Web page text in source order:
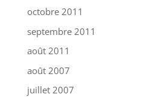
octobre 2011
septembre 2011
août 2011
août 2007
juillet 2007